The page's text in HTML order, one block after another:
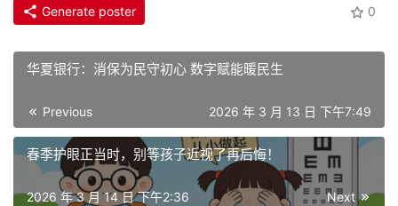
Generate poster 0
华夏银行：消保为民守初心 数字赋能暖民生
Previous 2026 年 3 月 13 日 下午7:49
春季护眼正当时，别等孩子近视了再后悔！
Next
2026 年 3 月 14 日 下午2:36